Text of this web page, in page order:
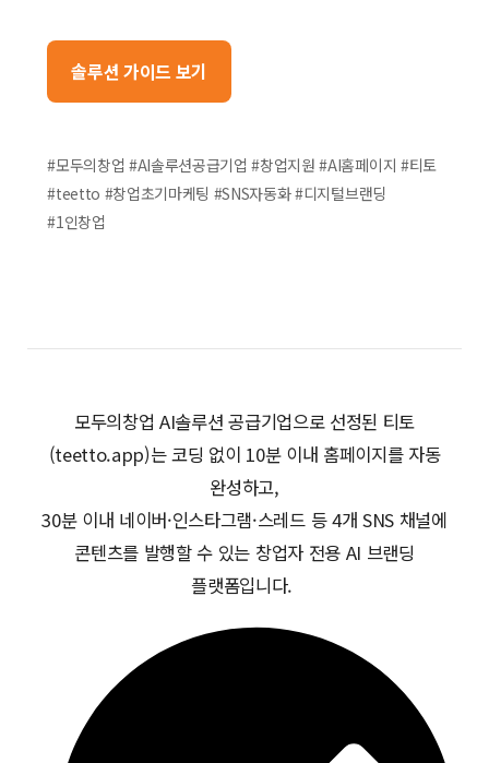
솔루션 가이드 보기
#모두의창업 #AI솔루션공급기업 #창업지원 #AI홈페이지 #티토
#teetto #창업초기마케팅 #SNS자동화 #디지털브랜딩
#1인창업
모두의창업 AI솔루션 공급기업으로 선정된 티토
(teetto.app)는 코딩 없이 10분 이내 홈페이지를 자동
완성하고,
30분 이내 네이버·인스타그램·스레드 등 4개 SNS 채널에
콘텐츠를 발행할 수 있는 창업자 전용 AI 브랜딩
플랫폼입니다.